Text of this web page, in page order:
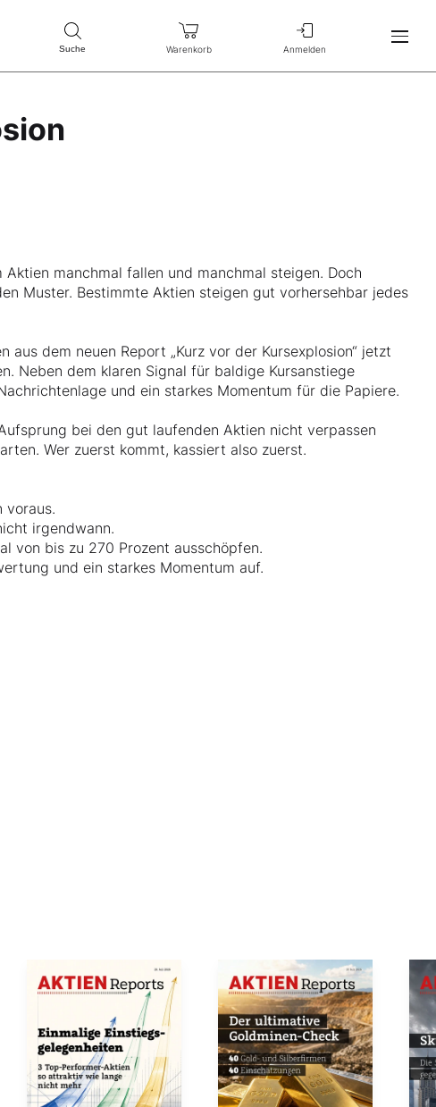
Suche Warenkorb Anmelden
manchmal fallen und manchmal steigen. Doch
Muster. Bestimmte Aktien steigen gut vorhersehbar jedes
dem neuen Report „Kurz vor der Kursexplosion“ jetzt
Neben dem klaren Signal für baldige Kursanstiege
und ein starkes Momentum für die Papiere.
bei den gut laufenden Aktien nicht verpassen
Wer zuerst kommt, kassiert also zuerst.
voraus.
irgendwann.
von bis zu 270 Prozent ausschöpfen.
und ein starkes Momentum auf.